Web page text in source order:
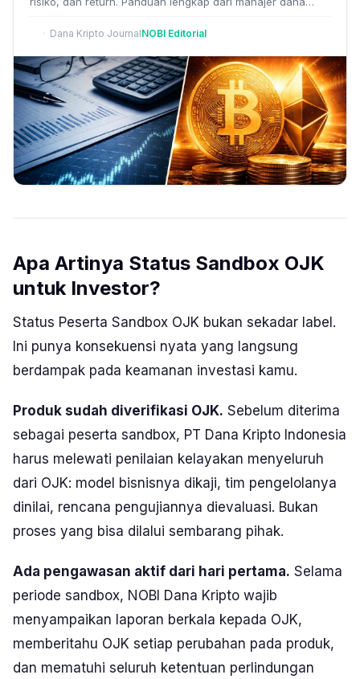
Dana Kripto JournalNOBI Editorial
Apa Artinya Status Sandbox OJK
untuk Investor?
Status Peserta Sandbox OJK bukan sekadar label.
Ini punya konsekuensi nyata yang langsung
berdampak pada keamanan investasi kamu.
Produk sudah diverifikasi OJK. Sebelum diterima
sebagai peserta sandbox, PT Dana Kripto Indonesia
harus melewati penilaian kelayakan menyeluruh
dari OJK: model bisnisnya dikaji, tim pengelolanya
dinilai, rencana pengujiannya dievaluasi. Bukan
proses yang bisa dilalui sembarang pihak.
Ada pengawasan aktif dari hari pertama. Selama
periode sandbox, NOBI Dana Kripto wajib
menyampaikan laporan berkala kepada OJK,
memberitahu OJK setiap perubahan pada produk,
dan mematuhi seluruh ketentuan perlindungan